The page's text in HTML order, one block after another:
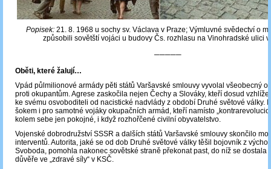
Popisek: 21. 8. 1968 u sochy sv. Václava v Praze; Výmluvné svědectví o
způsobili sovětští vojáci u budovy Čs. rozhlasu na Vinohradské ulici v
─────
Oběti, které žalují…
Vpád půlmilionové armády pěti států Varšavské smlouvy vyvolal všeobecný
proti okupantům. Agrese zaskočila nejen Čechy a Slováky, kteří dosud
ke svému osvoboditeli od nacistické nadvlády z období Druhé světové války.
šokem i pro samotné vojáky okupačních armád, kteří namísto
kolem sebe jen pokojné, i když rozhořčené civilní obyvatelstvo.
Vojenské dobrodružství SSSR a dalších států Varšavské smlouvy skončilo
interventů. Autorita, jaké se od dob Druhé světové války těšil bojovník z
Svoboda, pomohla nakonec sovětské straně překonat past, do níž se dostala
důvěře ve „zdravé síly“ v KSČ.